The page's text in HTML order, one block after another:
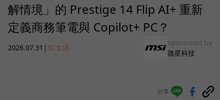
解情境」的 Prestige 14 Flip AI+ 重新
定義商務筆電與 Copilot+ PC？
2026.07.31 | 3C生活
sponsored by
微星科技
分享